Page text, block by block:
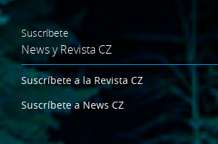
Suscríbete
News y Revista CZ
Suscríbete a la Revista CZ
Suscríbete a News CZ